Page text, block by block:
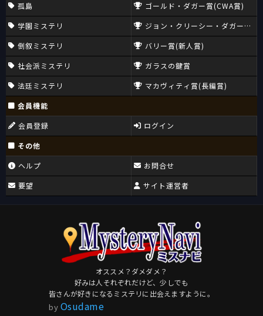
孤島
学園ミステリ
倒叙ミステリ
社会派ミステリ
法廷ミステリ
ゴールド・ダガー賞(CWA賞)
ジョン・クリーシー・ダガー賞
バリー賞(新人賞)
ガラスの鍵賞
マカヴィティ賞(長編賞)
会員機能
会員登録
ログイン
その他
ヘルプ
要望
お問合せ
サイト運営者
オススメ？ダメダメ？
好みは人それぞれだけど、少しでも
皆さんが好きになるミステリに出会えますように。
by Osudame